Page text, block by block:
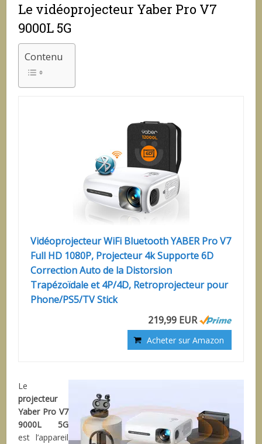
Le vidéoprojecteur Yaber Pro V7
9000L 5G
Contenu
Vidéoprojecteur WiFi Bluetooth YABER Pro V7
Full HD 1080P, Projecteur 4k Supporte 6D
Correction Auto de la Distorsion
Trapézoïdale et 4P/4D, Retroprojecteur pour
Phone/PS5/TV Stick
219,99 EUR
Acheter sur Amazon
Le
projecteur
Yaber Pro V7
9000L 5G
est l’appareil